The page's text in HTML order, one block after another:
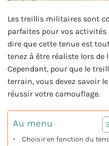
Les treillis militaires sont
parfaites pour vos activités
dire que cette tenue est
tenez à être réaliste lors
Cependant, pour que le
terrain, vous devez savoir
réussir votre camouflage.
Au menu
Choisir en fonction du